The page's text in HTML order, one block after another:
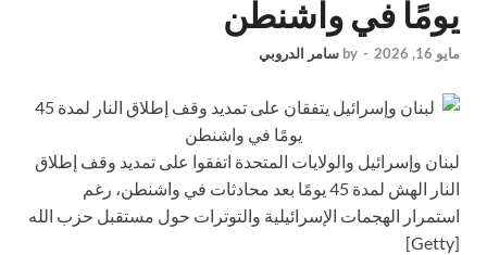
يومًا في واشنطن
مايو 16, 2026 -
by سامر الدروبي
لبنان وإسرائيل والولايات المتحدة اتفقوا على تمديد وقف إطلاق
النار الهش لمدة 45 يومًا بعد محادثات في واشنطن، رغم
استمرار الهجمات الإسرائيلية والتوترات حول مستقبل حزب الله
[Getty]